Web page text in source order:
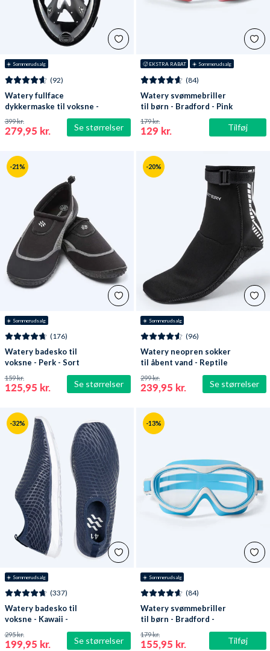
☀️ Sommerudsalg
Se størrelser
(92)
Watery fullface
dykkermaske til voksne -
Oxygen - Sort
279,95 kr.
399 kr.
🥵 EKSTRA RABAT ☀️ Sommerudsalg
Tilføj
(84)
Watery svømmebriller
til børn - Bradford - Pink
129 kr.
179 kr.
-21%
☀️ Sommerudsalg
Se størrelser
(176)
Watery badesko til
voksne - Perk - Sort
125,95 kr.
159 kr.
-20%
☀️ Sommerudsalg
Se størrelser
(96)
Watery neopren sokker
til åbent vand - Reptile
(3 mm) - Sort
239,95 kr.
299 kr.
-32%
☀️ Sommerudsalg
Se størrelser
(337)
Watery badesko til
voksne - Kawaii -
Mørkeblå
199,95 kr.
295 kr.
-13%
☀️ Sommerudsalg
Tilføj
(84)
Watery svømmebriller
til børn - Bradford -
Blå/hvid
155,95 kr.
179 kr.